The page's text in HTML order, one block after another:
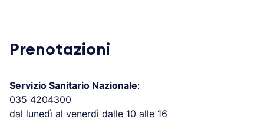
Prenotazioni
Servizio Sanitario Nazionale:
035 4204300
dal lunedì al venerdì dalle 10 alle 16